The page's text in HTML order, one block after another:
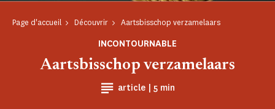
Page d'accueil Découvrir Aartsbisschop verzamelaars
INCONTOURNABLE
article | Temps de Lecture
5 min
Aartsbisschop verzamelaars